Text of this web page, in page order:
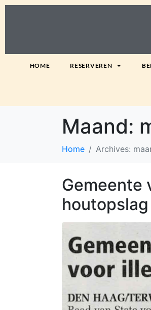
HOME RESERVEREN
Maand:
Home Archives:
Gemeente
houtopslag